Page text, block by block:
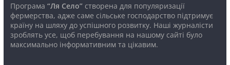
Програма “Ля Село”створена для популяризації
фермерства, адже саме сільське господарство підтримує
країну на шляху до успішного розвитку. Наші журналісти
зроблять усе, щоб перебування на нашому сайті було
максимально інформативним та цікавим.